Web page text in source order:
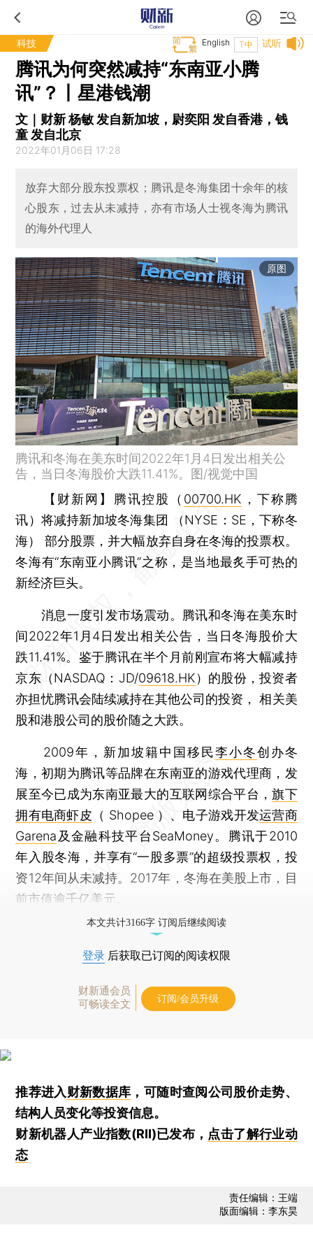
科技 试听
T中
English
腾讯为何突然减持“东南亚小腾
讯”？丨星港钱潮
文｜财新 杨敏 发自新加坡，尉奕阳 发自香港，钱
童 发自北京
2022年01月06日 17:28
放弃大部分股东投票权；腾讯是冬海集团十余年的核
心股东，过去从未减持，亦有市场人士视冬海为腾讯
的海外代理人
原图
腾讯和冬海在美东时间2022年1月4日发出相关公
告，当日冬海股价大跌11.41%。图/视觉中国
【财新网】
腾讯控股（ 00700.HK ，下称腾
讯）将减持新加坡冬海集团 （NYSE：SE，下称冬
海） 部分股票，并大幅放弃自身在冬海的投票权。
冬海有“东南亚小腾讯”之称，是当地最炙手可热的
新经济巨头。
消息一度引发市场震动。腾讯和冬海在美东时
间2022年1月4日发出相关公告，当日冬海股价大
跌11.41%。鉴于腾讯在半个月前刚宣布将大幅减持
京东（NASDAQ：JD/09618.HK）的股份，投资者
亦担忧腾讯会陆续减持在其他公司的投资， 相关美
股和港股公司的股价随之大跌。
2009年，新加坡籍中国移民李小冬创办冬
海，初期为腾讯等品牌在东南亚的游戏代理商，发
展至今已成为东南亚最大的互联网综合平台，旗下
拥有电商虾皮 （ Shopee ）、电子游戏开发运营商
Garena 及金融科技平台SeaMoney。腾讯于2010
年入股冬海，并享有“一股多票”的超级投票权，投
资12年间从未减持。2017年，冬海在美股上市，目
前市值逾千亿美元。
本文共计3166字 订阅后继续阅读
登录 后获取已订阅的阅读权限
财新通会员
可畅读全文
订阅/会员升级
推荐进入财新数据库 ，可随时查阅公司股价走势、
结构人员变化等投资信息。
财新机器人产业指数(RII)已发布， 点击了解行业动
态
责任编辑：王端
版面编辑：李东昊